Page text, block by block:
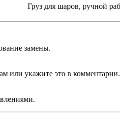
Груз для шаров, ручной
замены.
или укажите это в комментарии.